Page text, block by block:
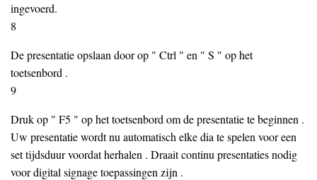
ingevoerd.
8
De presentatie opslaan door op " Ctrl " en " S " op het
toetsenbord .
9
Druk op " F5 " op het toetsenbord om de presentatie te beginnen .
Uw presentatie wordt nu automatisch elke dia te spelen voor een
set tijdsduur voordat herhalen . Draait continu presentaties nodig
voor digital signage toepassingen zijn .